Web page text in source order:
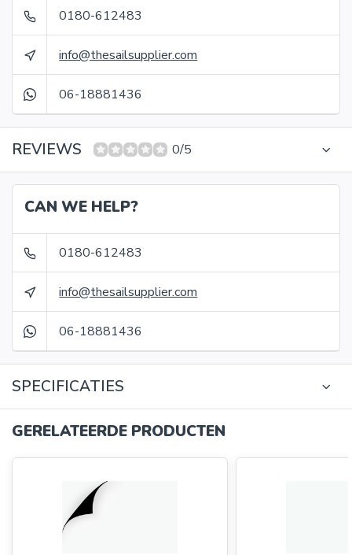
0180-612483
info@thesailsupplier.com
06-18881436
REVIEWS 0/5
CAN WE HELP?
0180-612483
info@thesailsupplier.com
06-18881436
SPECIFICATIES
GERELATEERDE PRODUCTEN